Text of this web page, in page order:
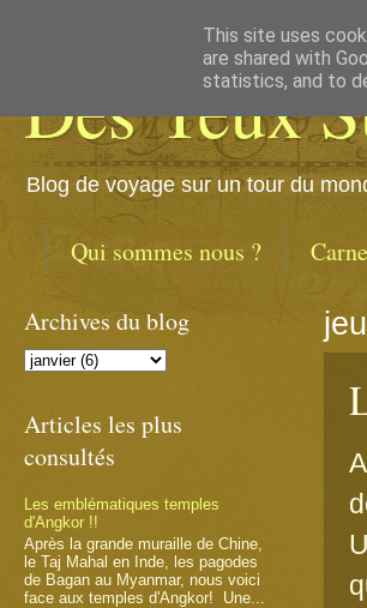
Des Yeux
Blog de voyage sur un tour du
Qui sommes nous ?
Archives du blog
Articles les plus
consultés
Les emblématiques temples
d'Angkor !!
Après la grande muraille de Chine,
le Taj Mahal en Inde, les pagodes
de Bagan au Myanmar, nous voici
face aux temples d'Angkor! Une...
This site uses
are shared with
statistics, and to